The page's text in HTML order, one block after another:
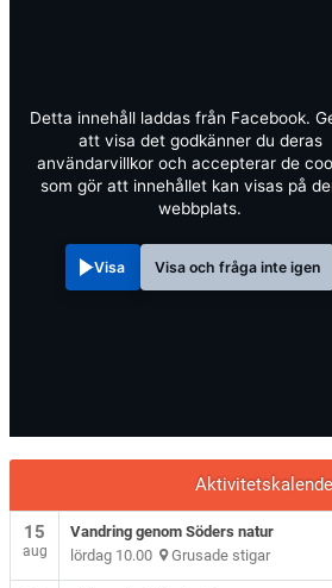
Detta innehåll laddas från Facebook.
att visa det godkänner du deras
användarvillkor och accepterar de
som gör att innehållet kan visas på
webbplats.
Visa Visa och fråga inte igen
15
aug
Vandring genom Söders natur
lördag 10.00 Grusade stigar